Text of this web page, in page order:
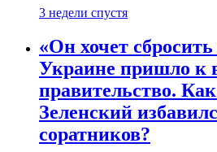
3 недели спустя
«Он хочет
Украине пришло к
правительство.
Зеленский
соратников?